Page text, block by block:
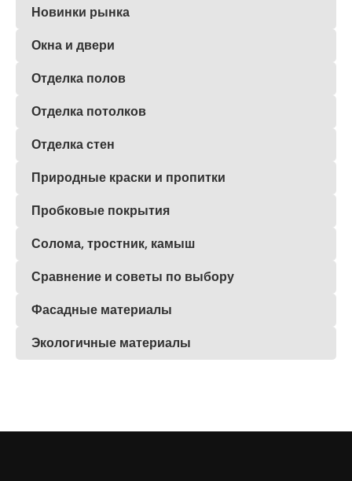
Новинки рынка
Окна и двери
Отделка полов
Отделка потолков
Отделка стен
Природные краски и пропитки
Пробковые покрытия
Солома, тростник, камыш
Сравнение и советы по выбору
Фасадные материалы
Экологичные материалы